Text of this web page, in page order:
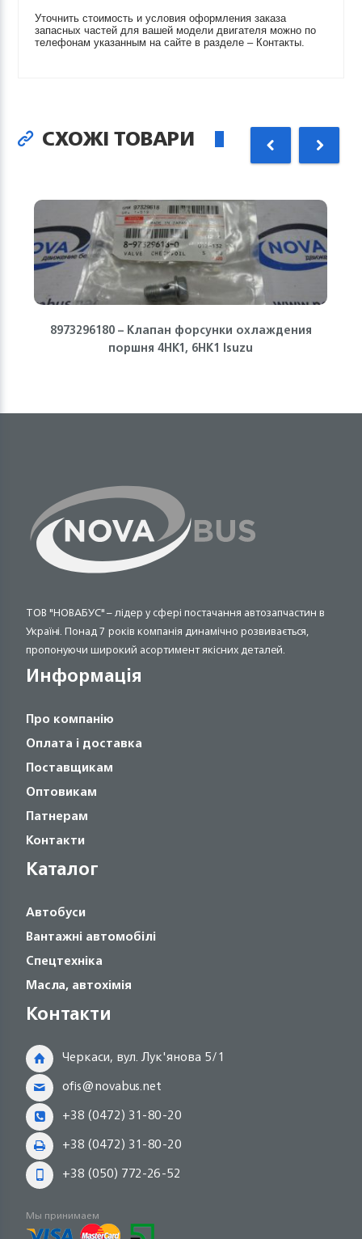
Уточнить стоимость и условия оформления заказа
запасных частей для вашей модели двигателя можно по
телефонам указанным на сайте в разделе – Контакты.
СХОЖІ ТОВАРИ
8973296180 – Клапан форсунки охлаждения
поршня 4HK1, 6HK1 Isuzu
ТОВ "НОВАБУС" – лідер у сфері постачання автозапчастин в
Україні. Понад 7 років компанія динамічно розвивається,
пропонуючи широкий асортимент якісних деталей.
Информація
Про компанію
Оплата і доставка
Поставщикам
Оптовикам
Патнерам
Контакти
Каталог
Автобуси
Вантажні автомобілі
Спецтехніка
Масла, автохімія
Контакти
Черкаси, вул. Лук'янова 5/1
ofis@novabus.net
+38 (0472) 31-80-20
+38 (0472) 31-80-20
+38 (050) 772-26-52
Мы принимаем